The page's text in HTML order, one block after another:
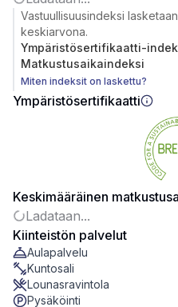
Vastuullisuusindeksi
keskiarvona.
Ympäristösertifikaatti-
Matkustusaikaindeksi
Miten indeksit on laskettu?
Ympäristösertifikaatti
Keskimääräinen
Ladataan...
Kiinteistön palvelut
Aulapalvelu
Kuntosali
Lounasravintola
Pysäköinti